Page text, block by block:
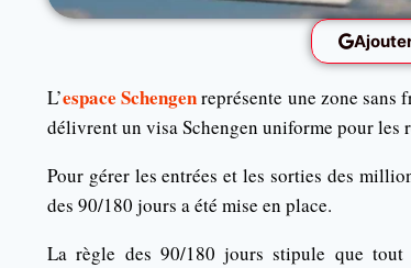
L’espace Schengenreprésente une zone sans
délivrent un visa Schengen uniforme pour les
Pour gérer les entrées et les sorties des
des 90/180 jours a été mise en place.
La règle des 90/180 jours stipule que tout